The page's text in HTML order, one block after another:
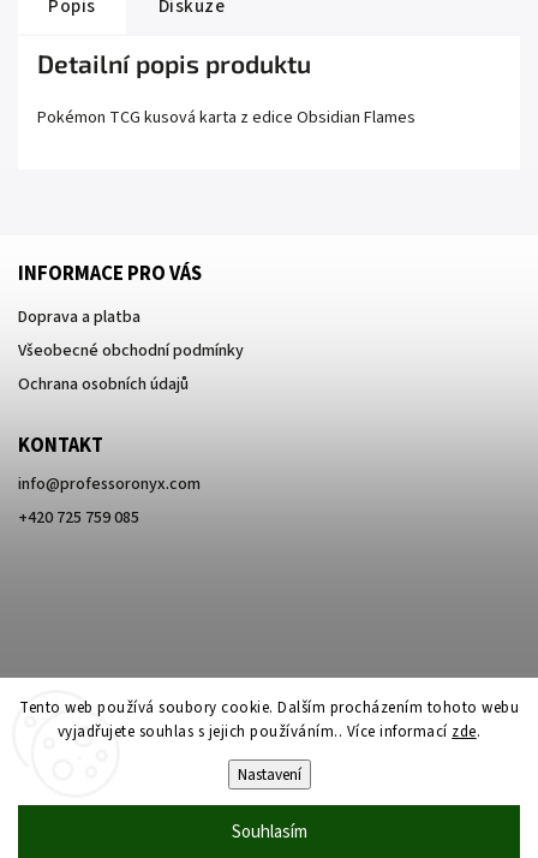
Tento web používá soubory cookie. Dalším procházením tohoto webu
vyjadřujete souhlas s jejich používáním.. Více informací zde.
Nastavení
Souhlasím
Popis Diskuze
Detailní popis produktu
Pokémon TCG kusová karta z edice Obsidian Flames
INFORMACE PRO VÁS
Doprava a platba
Všeobecné obchodní podmínky
Ochrana osobních údajů
KONTAKT
info@professoronyx.com
+420 725 759 085
Professor Onyx. Všechna práva vyhrazena.